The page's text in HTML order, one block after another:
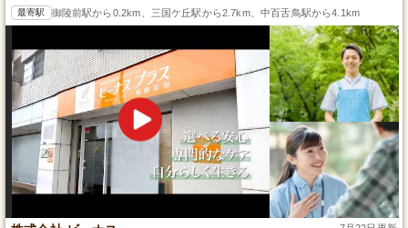
最寄駅 御陵前駅から0.2km、三国ケ丘駅から2.7km、中百舌鳥駅から4.1km